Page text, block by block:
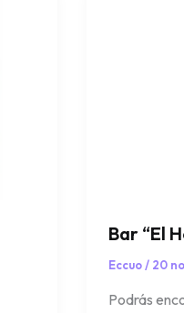
Bar “El
Eccuo/ 20
Podrás